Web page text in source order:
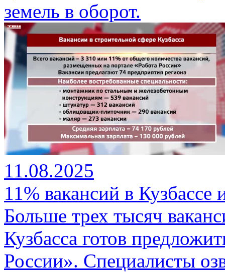
земель в оборот.
11.08.2025
11% вакансий в
Больше трех тысяч
Кузбасса готов
России». Специалисты